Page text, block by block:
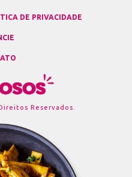
DE PRIVACIDADE
Reservados.